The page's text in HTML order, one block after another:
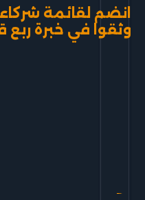
انضم لقائمة شركاء
وثقوا في خبرة ربع